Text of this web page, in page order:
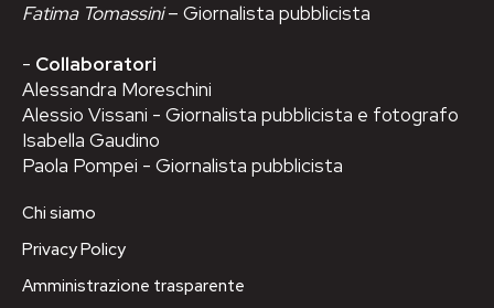
Fatima Tomassini– Giornalista pubblicista
- Collaboratori
Alessandra Moreschini
Alessio Vissani - Giornalista pubblicista e fotografo
Isabella Gaudino
Paola Pompei - Giornalista pubblicista
Chi siamo
Privacy Policy
Amministrazione trasparente